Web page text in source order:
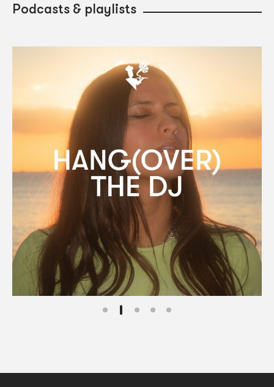
Podcasts & playlists